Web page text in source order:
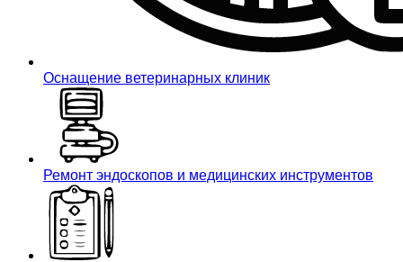
Оснащение ветеринарных клиник
Ремонт эндоскопов и медицинских инструментов